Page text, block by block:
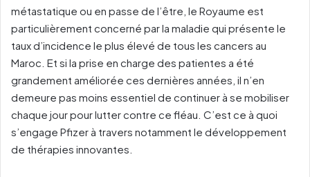
métastatique ou en passe de l’être, le Royaume est
particulièrement concerné par la maladie qui présente le
taux d’incidence le plus élevé de tous les cancers au
Maroc. Et si la prise en charge des patientes a été
grandement améliorée ces dernières années, il n’en
demeure pas moins essentiel de continuer à se mobiliser
chaque jour pour lutter contre ce fléau. C’est ce à quoi
s’engage Pfizer à travers notamment le développement
de thérapies innovantes.